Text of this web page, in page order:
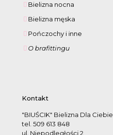
Bielizna nocna
Bielizna męska
Pończochy i inne
O brafittingu
Kontakt
"BIUŚCIK" Bielizna Dla Ciebie
tel. 509 613 848
ul. Niepodległości 2